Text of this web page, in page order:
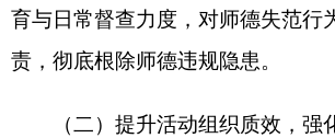
适量、高效；开展备课能力培训，组织优
示等活动，激发教师钻研热情。要完善作业
策略；优化反馈方式，设计错题订正本并